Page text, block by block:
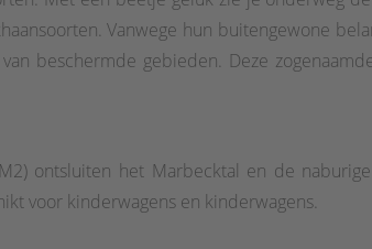
Vanwege hun buitengewone
beschermde gebieden. Deze
ontsluiten het Marbecktal en de
voor kinderwagens en kinderwagens.